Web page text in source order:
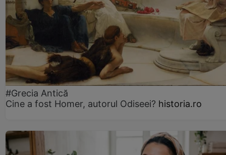
#Grecia Antică
Cine a fost Homer, autorul Odiseei? historia.ro